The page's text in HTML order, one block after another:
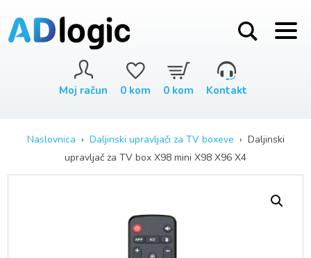
Moj račun 0 kom 0 kom Kontakt
Naslovnica › Daljinski upravljači za TV boxeve › Daljinski
upravljač za TV box X98 mini X98 X96 X4